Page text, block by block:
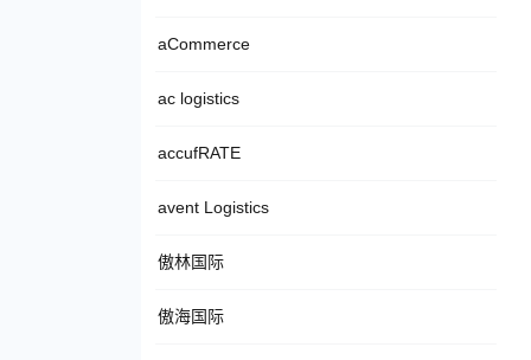
aCommerce
ac logistics
accufRATE
avent Logistics
傲林国际
傲海国际